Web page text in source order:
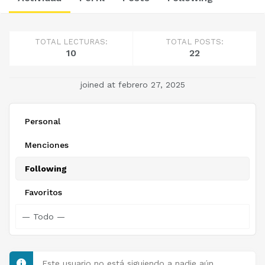
TOTAL LECTURAS:
10
TOTAL POSTS:
22
joined at febrero 27, 2025
Personal
Menciones
Following
Favoritos
Este usuario no está siguiendo a nadie aún.